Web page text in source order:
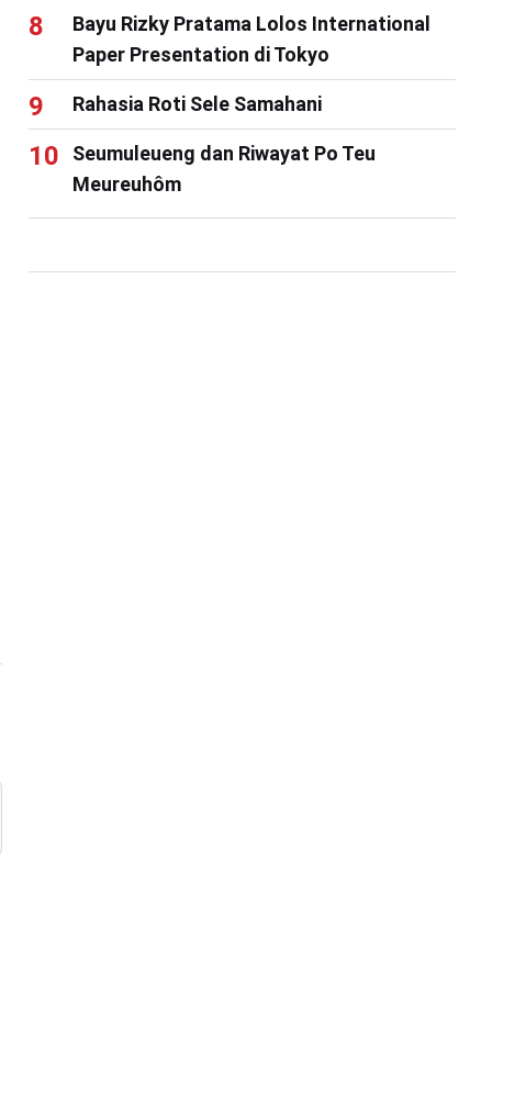
Bayu Rizky Pratama Lolos International
Paper Presentation di Tokyo
Rahasia Roti Sele Samahani
Seumuleueng dan Riwayat Po Teu
Meureuhôm